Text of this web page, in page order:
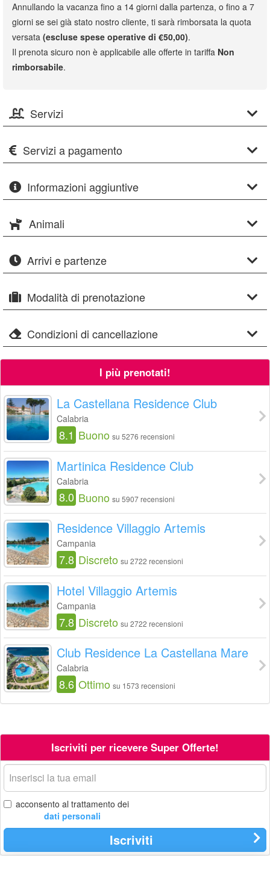
Annullando la vacanza fino a 14 giorni dalla partenza, o fino a 7
giorni se sei già stato nostro cliente, ti sarà rimborsata la quota
versata (escluse spese operative di €50,00).
Il prenota sicuro non è applicabile alle offerte in tariffa Non
rimborsabile.
Servizi
Servizi a pagamento
Informazioni aggiuntive
Animali
Arrivi e partenze
Modalità di prenotazione
Condizioni di cancellazione
I più prenotati!
La Castellana Residence Club
Calabria
8.1 Buono su 5276 recensioni
Martinica Residence Club
Calabria
8.0 Buono su 5907 recensioni
Residence Villaggio Artemis
Campania
7.8 Discreto su 2722 recensioni
Hotel Villaggio Artemis
Campania
7.8 Discreto su 2722 recensioni
Club Residence La Castellana Mare
Calabria
8.6 Ottimo su 1573 recensioni
Iscriviti per ricevere Super Offerte!
La
tua
email
acconsento al trattamento dei
dati personali
Iscriviti